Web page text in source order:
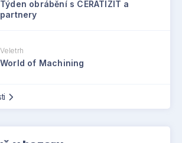
Týden obrábění s CERATIZIT a
partnery
Veletrh
World of Machining